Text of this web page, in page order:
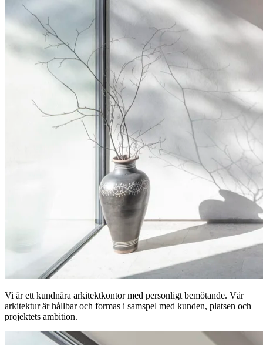
Vi är ett kundnära arkitektkontor med personligt bemötande. Vår
arkitektur är hållbar och formas i samspel med kunden, platsen och
projektets ambition.